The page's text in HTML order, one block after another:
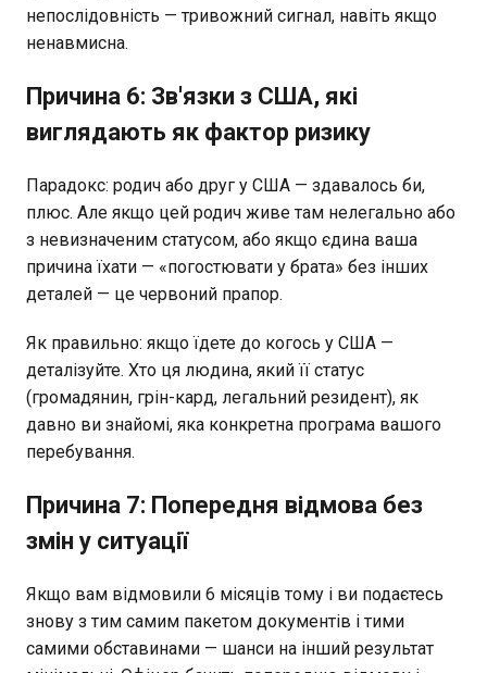
непослідовність — тривожний сигнал, навіть якщо
ненавмисна.
Причина 6: Зв'язки з США, які
виглядають як фактор ризику
Парадокс: родич або друг у США — здавалось би,
плюс. Але якщо цей родич живе там нелегально або
з невизначеним статусом, або якщо єдина ваша
причина їхати — «погостювати у брата» без інших
деталей — це червоний прапор.
Як правильно: якщо їдете до когось у США —
деталізуйте. Хто ця людина, який її статус
(громадянин, грін-кард, легальний резидент), як
давно ви знайомі, яка конкретна програма вашого
перебування.
Причина 7: Попередня відмова без
змін у ситуації
Якщо вам відмовили 6 місяців тому і ви подаєтесь
знову з тим самим пакетом документів і тими
самими обставинами — шанси на інший результат